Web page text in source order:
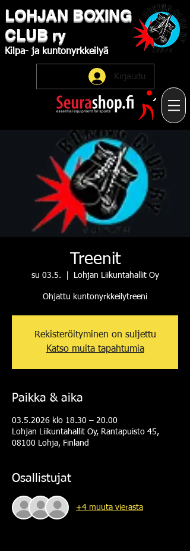
LOHJAN ​BOXING
CLUB ry
Kilpa- ja kuntonyrkkeilyä
Kirjaudu
Treenit
su 03.5. Lohjan Liikuntahallit Oy
Ohjattu kuntonyrkkeilytreeni
Rekisteröityminen on suljettu
Katso muita tapahtumia
Paikka & aika
03.5.2026 klo 18.30 – 20.00
Lohjan Liikuntahallit Oy, Rantapuisto 45,
08100 Lohja, Finland
Osallistujat
+4 muuta vierasta